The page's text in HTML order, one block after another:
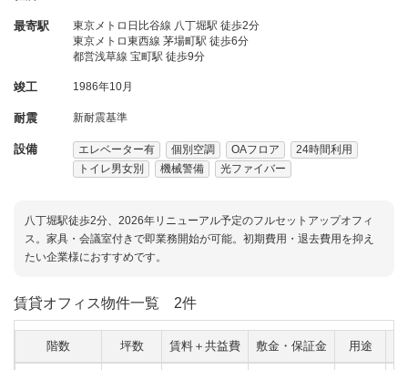
最寄駅
東京メトロ日比谷線 八丁堀駅 徒歩2分
東京メトロ東西線 茅場町駅 徒歩6分
都営浅草線 宝町駅 徒歩9分
竣工 1986年10月
耐震 新耐震基準
設備 エレベーター有 個別空調 OAフロア
24時間利用
トイレ男女別
機械警備 光ファイバー
八丁堀駅徒歩2分、2026年リニューアル予定のフルセットアップオフィ
ス。家具・会議室付きで即業務開始が可能。初期費用・退去費用を抑え
たい企業様におすすめです。
賃貸オフィス物件一覧 2件
階数 坪数 賃料＋共益費 敷金・保証金 用途